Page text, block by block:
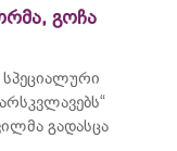
გოჩა
სპეციალური
გადასცა